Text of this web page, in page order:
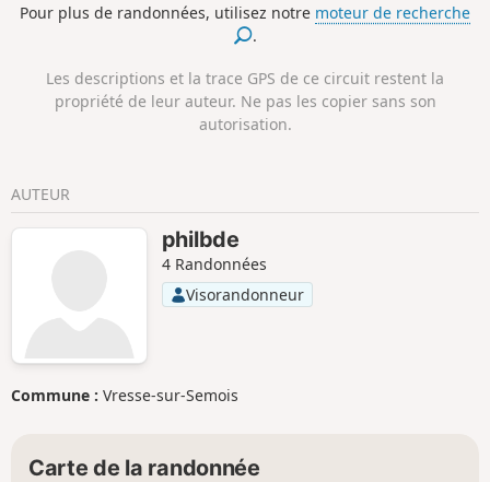
Pour plus de randonnées, utilisez notre moteur de recherche
.
Les descriptions et la trace GPS de ce circuit restent la
propriété de leur auteur. Ne pas les copier sans son
autorisation.
AUTEUR
philbde
4 Randonnées
Visorandonneur
Commune : Vresse-sur-Semois
Carte de la randonnée